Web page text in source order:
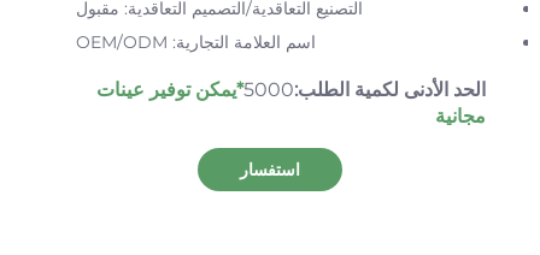
التصنيع التعاقدية/التصميم التعاقدية: مقبول
اسم العلامة التجارية: OEM/ODM
الحد الأدنى لكمية الطلب:5000*يمكن توفير عينات
مجانية
استفسار